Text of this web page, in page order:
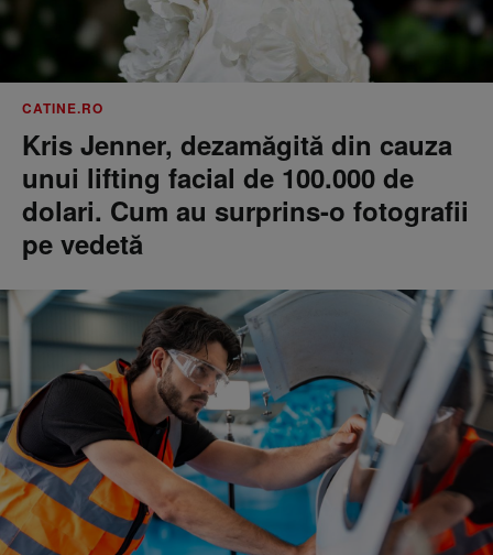
CATINE.RO
Kris Jenner, dezamăgită din cauza
unui lifting facial de 100.000 de
dolari. Cum au surprins-o fotografii
pe vedetă